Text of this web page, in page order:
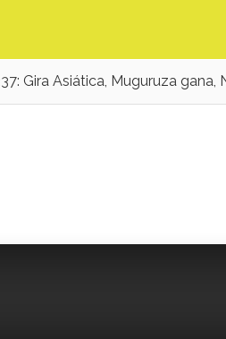
Gira Asiática, Muguruza gana,